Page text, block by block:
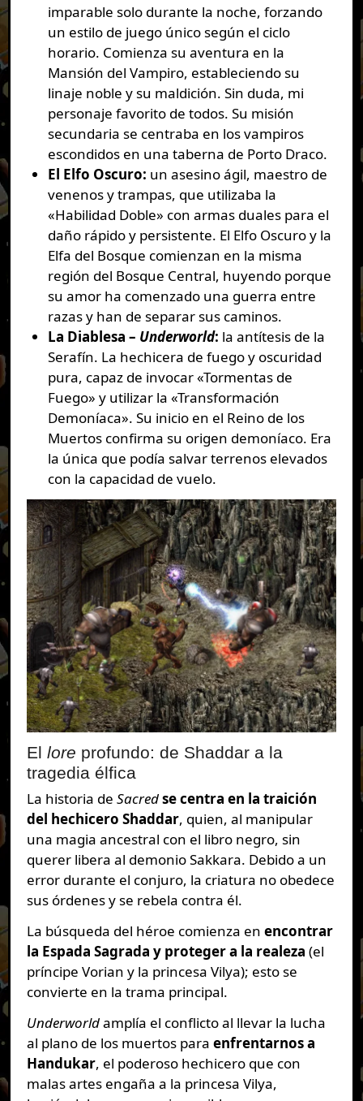
imparable solo durante la noche, forzando
un estilo de juego único según el ciclo
horario. Comienza su aventura en la
Mansión del Vampiro, estableciendo su
linaje noble y su maldición. Sin duda, mi
personaje favorito de todos. Su misión
secundaria se centraba en los vampiros
escondidos en una taberna de Porto Draco.
El Elfo Oscuro: un asesino ágil, maestro de
venenos y trampas, que utilizaba la
«Habilidad Doble» con armas duales para el
daño rápido y persistente. El Elfo Oscuro y la
Elfa del Bosque comienzan en la misma
región del Bosque Central, huyendo porque
su amor ha comenzado una guerra entre
razas y han de separar sus caminos.
La Diablesa – Underworld: la antítesis de la
Serafín. La hechicera de fuego y oscuridad
pura, capaz de invocar «Tormentas de
Fuego» y utilizar la «Transformación
Demoníaca». Su inicio en el Reino de los
Muertos confirma su origen demoníaco. Era
la única que podía salvar terrenos elevados
con la capacidad de vuelo.
El lore profundo: de Shaddar a la
tragedia élfica
La historia de Sacredse centra en la traición
del hechicero Shaddar, quien, al manipular
una magia ancestral con el libro negro, sin
querer libera al demonio Sakkara. Debido a un
error durante el conjuro, la criatura no obedece
sus órdenes y se rebela contra él.
La búsqueda del héroe comienza en encontrar
la Espada Sagrada y proteger a la realeza (el
príncipe Vorian y la princesa Vilya); esto se
convierte en la trama principal.
Underworldamplía el conflicto al llevar la lucha
al plano de los muertos para enfrentarnos a
Handukar, el poderoso hechicero que con
malas artes engaña a la princesa Vilya,